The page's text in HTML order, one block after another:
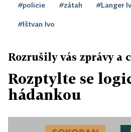
#policie #zátah #Langer
#Ištvan Ivo
Rozrušily vás zprávy a
Rozptylte se
hádankou